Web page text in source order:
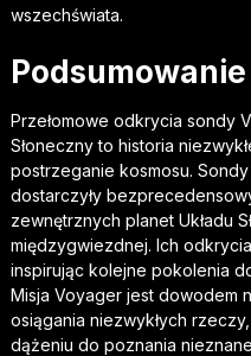
wszechświata.
Podsumowanie
Przełomowe odkrycia sondy
Słoneczny to historia
postrzeganie kosmosu.
dostarczyły
zewnętrznych planet Układu
międzygwiezdnej. Ich odkrycia
inspirując kolejne pokolenia
Misja Voyager jest dowodem
osiągania niezwykłych
dążeniu do poznania